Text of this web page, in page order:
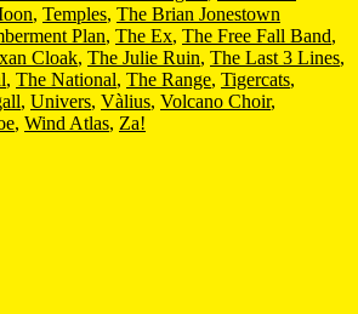
, Temples, The Brian Jonestown
Plan, The Ex, The Free Fall Band,
Cloak, The Julie Ruin, The Last 3 Lines,
, The National, The Range, Tigercats,
, Univers, Vàlius, Volcano Choir,
, Wind Atlas, Za!